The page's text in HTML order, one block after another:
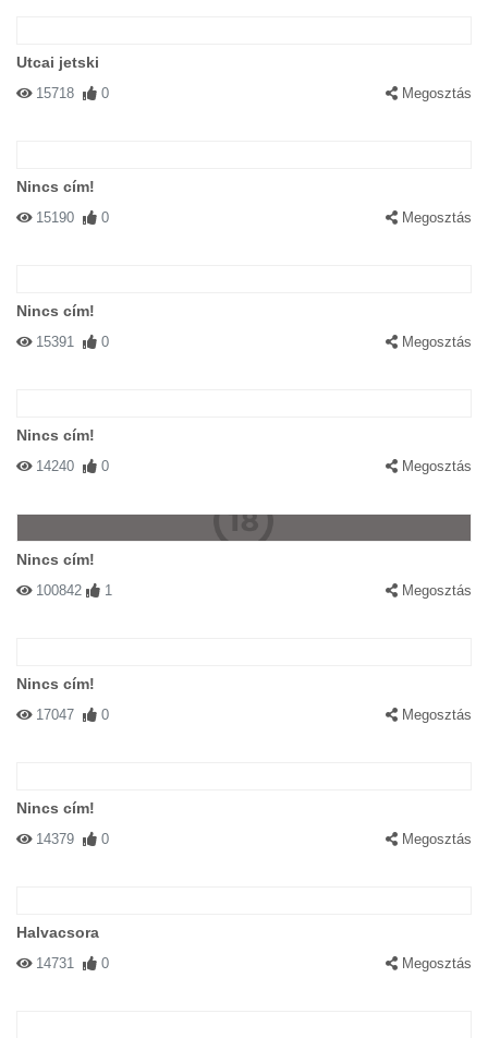
Utcai jetski
15718 0 Megosztás
Nincs cím!
15190 0 Megosztás
Nincs cím!
15391 0 Megosztás
Nincs cím!
14240 0 Megosztás
Nincs cím!
100842 1 Megosztás
Nincs cím!
17047 0 Megosztás
Nincs cím!
14379 0 Megosztás
Halvacsora
14731 0 Megosztás